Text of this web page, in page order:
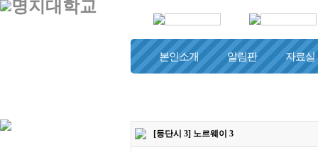
본인소개 알림판 자료실
[등단시 3] 노르웨이 3